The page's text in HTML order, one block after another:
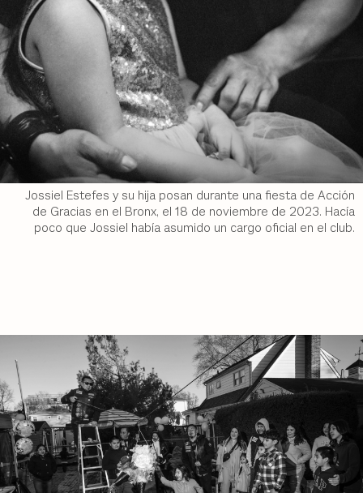
Jossiel Estefes y su hija posan durante una fiesta de Acción
de Gracias en el Bronx, el 18 de noviembre de 2023. Hacía
poco que Jossiel había asumido un cargo oficial en el club.